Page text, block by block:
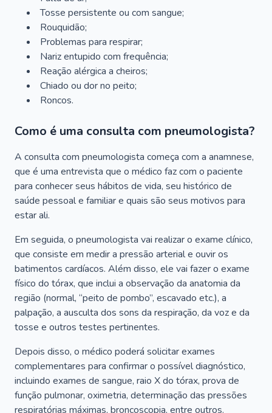
Tosse persistente ou com sangue;
Rouquidão;
Problemas para respirar;
Nariz entupido com frequência;
Reação alérgica a cheiros;
Chiado ou dor no peito;
Roncos.
Como é uma consulta com pneumologista?
A consulta com pneumologista começa com a anamnese,
que é uma entrevista que o médico faz com o paciente
para conhecer seus hábitos de vida, seu histórico de
saúde pessoal e familiar e quais são seus motivos para
estar ali.
Em seguida, o pneumologista vai realizar o exame clínico,
que consiste em medir a pressão arterial e ouvir os
batimentos cardíacos. Além disso, ele vai fazer o exame
físico do tórax, que inclui a observação da anatomia da
região (normal, “peito de pombo”, escavado etc.), a
palpação, a ausculta dos sons da respiração, da voz e da
tosse e outros testes pertinentes.
Depois disso, o médico poderá solicitar exames
complementares para confirmar o possível diagnóstico,
incluindo exames de sangue, raio X do tórax, prova de
função pulmonar, oximetria, determinação das pressões
respiratórias máximas, broncoscopia, entre outros.